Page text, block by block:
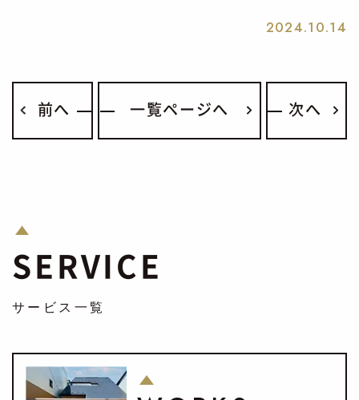
2024.10.14
前へ 一覧ページへ 次へ
SERVICE
サービス一覧